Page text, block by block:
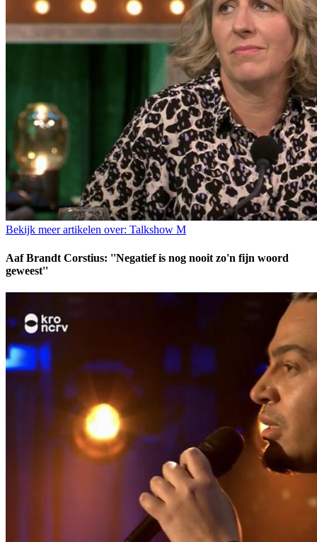
Bekijk meer artikelen over: Talkshow M
Aaf Brandt Corstius: ''Negatief is nog nooit zo'n fijn woord
geweest''